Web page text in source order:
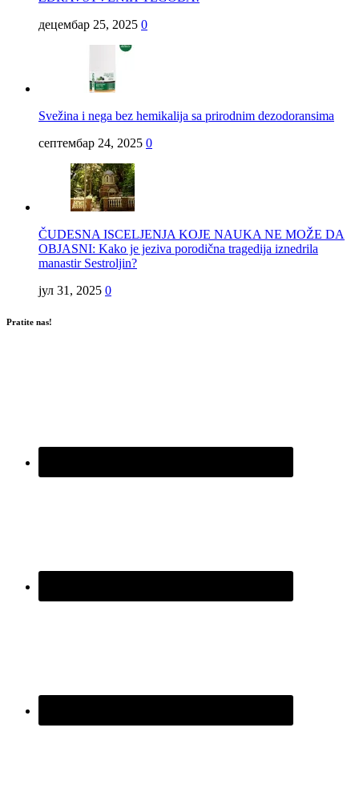
децембар 25, 2025 0
Svežina i nega bez hemikalija sa prirodnim dezodoransima
септембар 24, 2025 0
ČUDESNA ISCELJENJA KOJE NAUKA NE MOŽE DA
OBJASNI: Kako je jeziva porodična tragedija iznedrila
manastir Sestroljin?
јул 31, 2025 0
Pratite nas!